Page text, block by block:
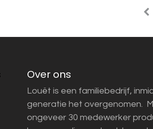
Over ons
Louët is een familiebedrijf,
generatie het overgenomen.
ongeveer 30 medewerker